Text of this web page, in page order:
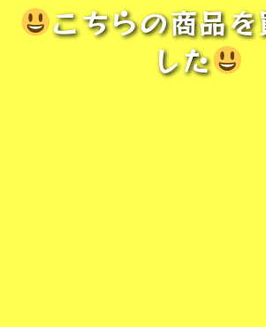
こちらの商品
した